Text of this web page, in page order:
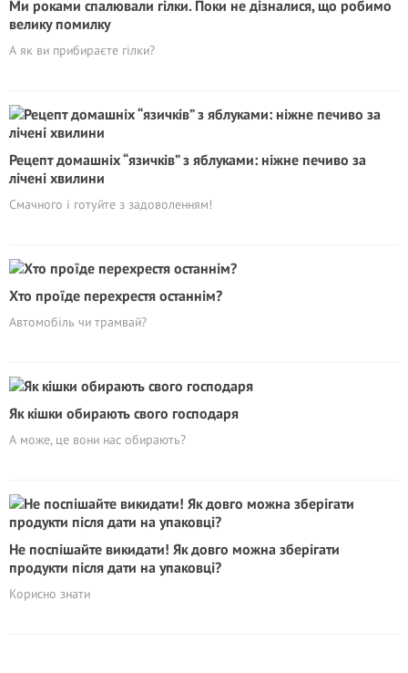
Ми роками спалювали гілки. Поки не дізналися, що робимо
велику помилку
А як ви прибираєте гілки?
Рецепт домашніх “язичків” з яблуками: ніжне печиво за
лічені хвилини
Смачного і готуйте з задоволенням!
Хто проїде перехрестя останнім?
Автомобіль чи трамвай?
Як кішки обирають свого господаря
А може, це вони нас обирають?
Не поспішайте викидати! Як довго можна зберігати
продукти після дати на упаковці?
Корисно знати